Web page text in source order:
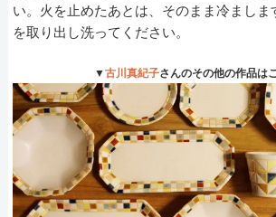
い。火を止めたあとは、そのまま冷ましま
を取り出し洗ってください。
▼古川真紀子さんのその他の作品は